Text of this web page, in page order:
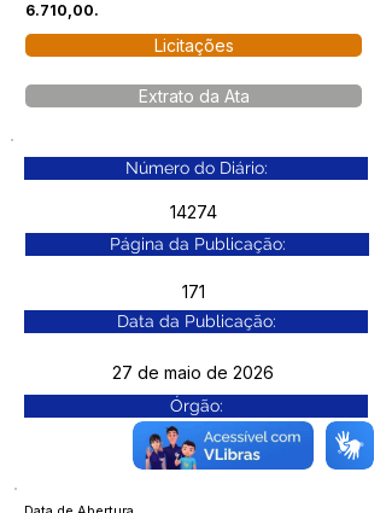
6.710,00.
Licitações
Extrato da Ata
Número do Diário:
14274
Página da Publicação:
171
Data da Publicação:
27 de maio de 2026
Órgão: